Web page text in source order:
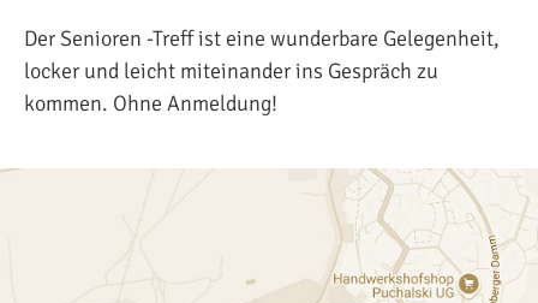
Der Senioren -Treff ist eine wunderbare Gelegenheit,
locker und leicht miteinander ins Gespräch zu
kommen. Ohne Anmeldung!